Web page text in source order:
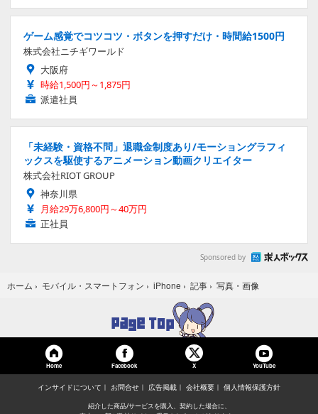
ゲーム感覚でコツコツ・ボタンを押すだけ・時間給1500円
株式会社ニチギワールド
大阪府
時給1,500円～1,875円
派遣社員
「未経験・資格不問」退職金制度あり/モーショングラフィ
ックスを駆使するアニメーション動画クリエイター
株式会社RIOT GROUP
神奈川県
月給29万6,800円～40万円
正社員
Sponsored by
ホーム › モバイル・スマートフォン › iPhone › 記事 › 写真・画像
Home Facebook X YouTube
インサイドについて お問合せ 広告掲載 会社概要 個人情報保護方針
紹介した商品/サービスを購入、契約した場合に、